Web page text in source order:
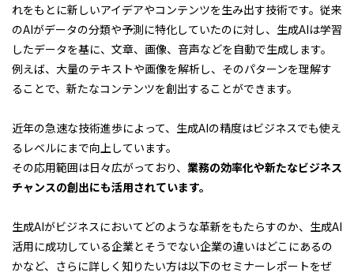
れをもとに新しいアイデアやコンテンツを生み出す技術です。従来
のAIがデータの分類や予測に特化していたのに対し、生成AIは学習
したデータを基に、文章、画像、音声などを自動で生成します。
例えば、大量のテキストや画像を解析し、そのパターンを理解す
ることで、新たなコンテンツを創出することができます。
近年の急速な技術進歩によって、生成AIの精度はビジネスでも使え
るレベルにまで向上しています。
その応用範囲は日々広がっており、 業務の効率化や新たなビジネス
チャンスの創出にも活用されています。
生成AIがビジネスにおいてどのような革新をもたらすのか、生成AI
活用に成功している企業とそうでない企業の違いはどこにあるの
かなど、さらに詳しく知りたい方は以下のセミナーレポートをぜ